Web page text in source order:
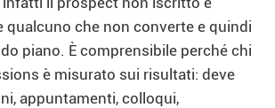
qualcuno che non converte e quindi
piano. È comprensibile perché chi
è misurato sui risultati: deve
appuntamenti, colloqui,